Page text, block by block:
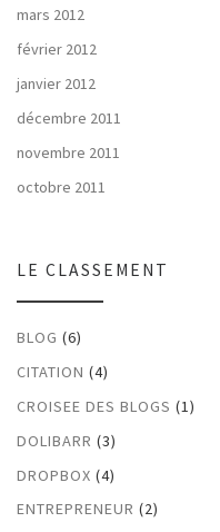
mars 2012
février 2012
janvier 2012
décembre 2011
novembre 2011
octobre 2011
LE CLASSEMENT
BLOG (6)
CITATION (4)
CROISEE DES BLOGS (1)
DOLIBARR (3)
DROPBOX (4)
ENTREPRENEUR (2)